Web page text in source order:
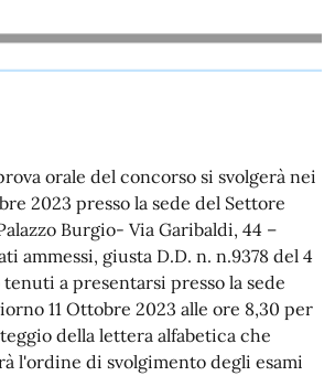
orale del concorso si svolgerà nei
2023 presso la sede del Settore
Burgio- Via Garibaldi, 44 –
ammessi, giusta D.D. n. n.9378 del 4
tenuti a presentarsi presso la sede
11 Ottobre 2023 alle ore 8,30 per
della lettera alfabetica che
l'ordine di svolgimento degli esami